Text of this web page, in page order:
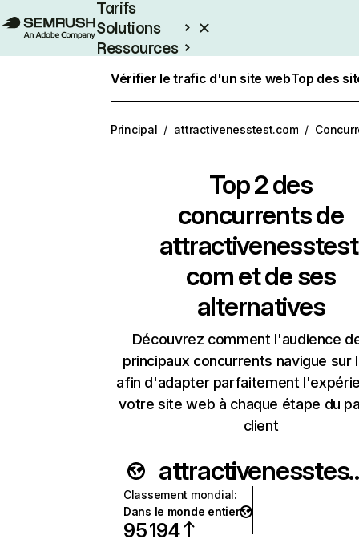
Tarifs
Solutions
Ressources
Vérifier le trafic d'un site webTop des
Principal / attractivenesstest.com /
Top 2 des
concurrents de
com et de ses
alternatives
Découvrez comment l'audience
principaux concurrents navigue sur
afin d'adapter parfaitement
votre site web à chaque étape du
client
Classement mondial:
Dans le monde entier
95 194